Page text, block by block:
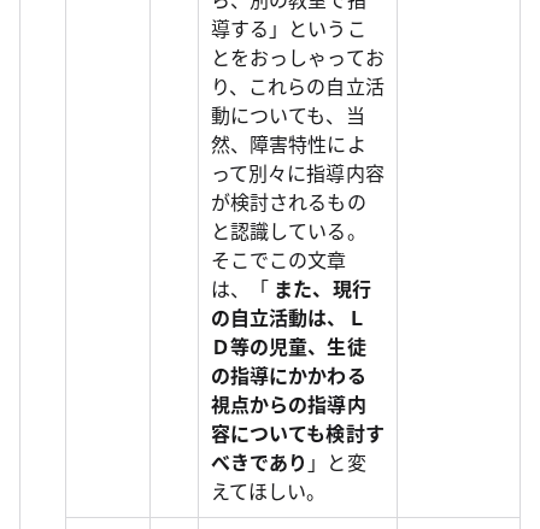
導する」というこ
とをおっしゃってお
り、これらの自立活
動についても、当
然、障害特性によ
って別々に指導内容
が検討されるもの
と認識している。
そこでこの文章
は、「 また、現行
の自立活動は、Ｌ
Ｄ等の児童、生徒
の指導にかかわる
視点からの指導内
容についても検討す
べきであり 」と変
えてほしい。